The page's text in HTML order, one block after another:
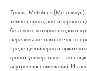
Гранит Metalicus (Металикус)
темно серого, почти черного
бежевого, которые создают
переливы металла не часто
среде дизайнеров и
гранит универсален – он
внутренних помещений. Из